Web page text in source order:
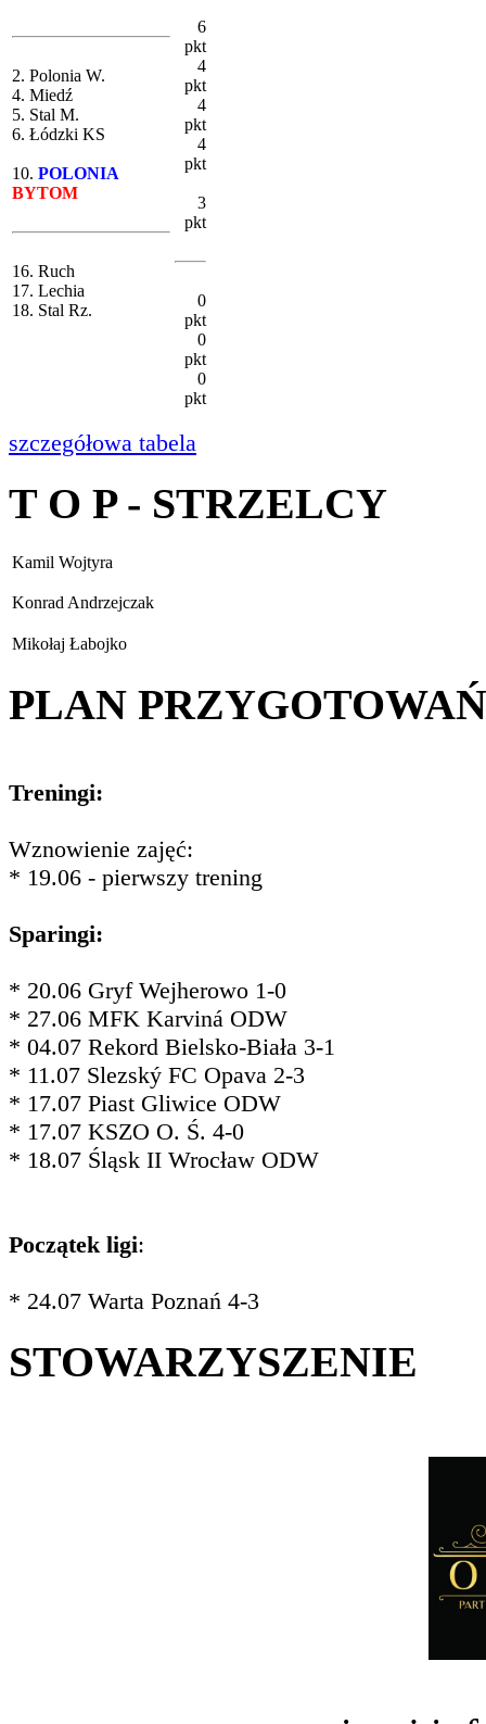
2. Polonia W.
4. Miedź
5. Stal M.
6. Łódzki KS
10. POLONIA
BYTOM
16. Ruch
17. Lechia
18. Stal Rz.
6
pkt
4
pkt
4
pkt
4
pkt
3
pkt
0
pkt
0
pkt
0
pkt
szczegółowa tabela
T O P - STRZELCY
Kamil Wojtyra
Konrad Andrzejczak
Mikołaj Łabojko
PLAN PRZYGOTOWAŃ
Treningi:
Wznowienie zajęć:
* 19.06 - pierwszy trening
Sparingi:
* 20.06 Gryf Wejherowo 1-0
* 27.06 MFK Karviná ODW
* 04.07 Rekord Bielsko-Biała 3-1
* 11.07 Slezský FC Opava 2-3
* 17.07 Piast Gliwice ODW
* 17.07 KSZO O. Ś. 4-0
* 18.07 Śląsk II Wrocław ODW
Początek ligi:
* 24.07 Warta Poznań 4-3
STOWARZYSZENIE